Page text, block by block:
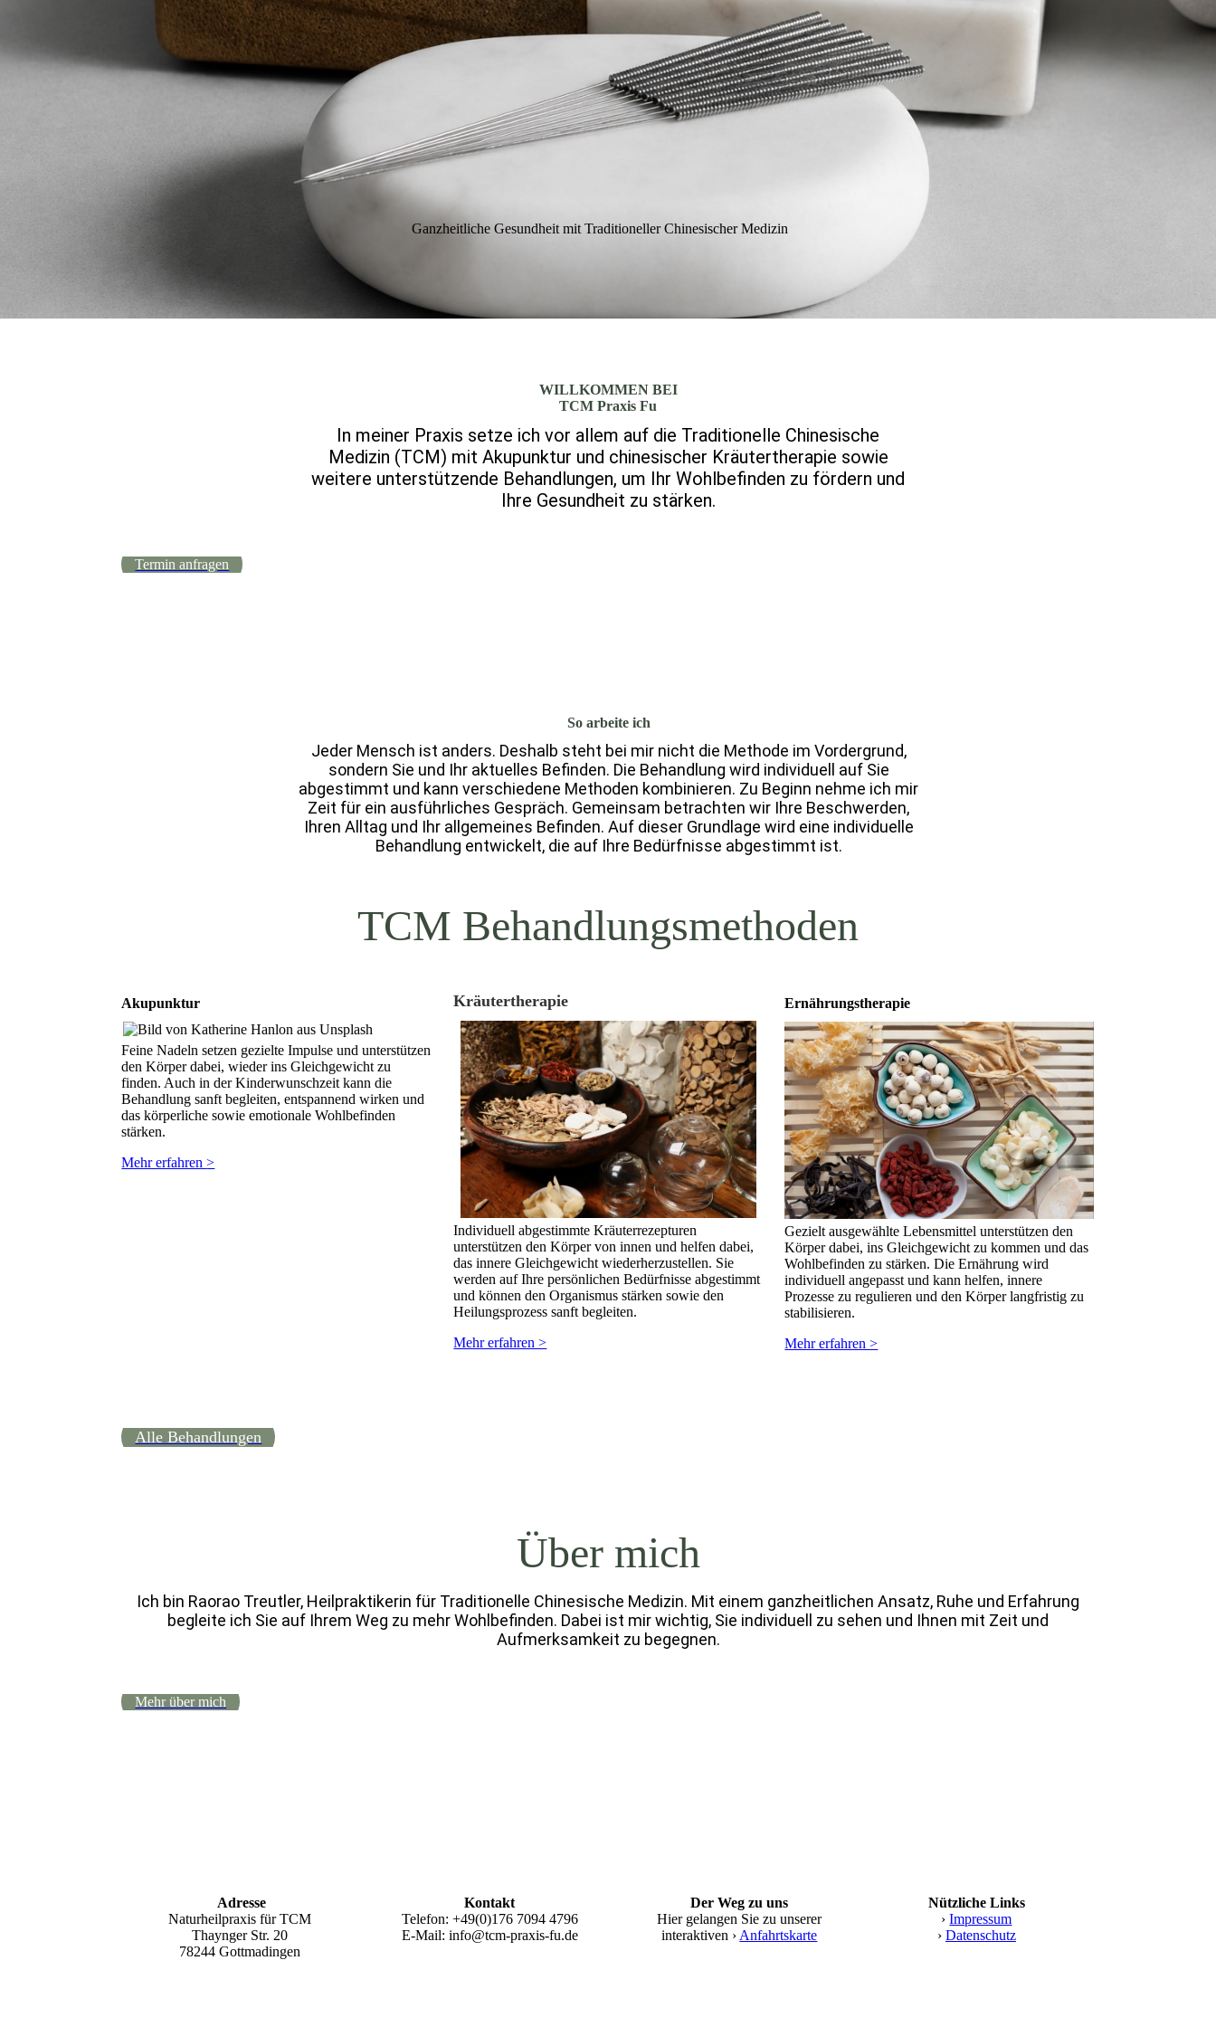
Ganzheitliche Gesundheit mit Traditioneller Chinesischer Medizin
WILLKOMMEN BEI
TCM Praxis Fu
In meiner Praxis setze ich vor allem auf die Traditionelle Chinesische
Medizin (TCM) mit Akupunktur und chinesischer Kräutertherapie sowie
weitere unterstützende Behandlungen, um Ihr Wohlbefinden zu fördern und
Ihre Gesundheit zu stärken.
Termin anfragen
So arbeite ich
Jeder Mensch ist anders. Deshalb steht bei mir nicht die Methode im Vordergrund,
sondern Sie und Ihr aktuelles Befinden. Die Behandlung wird individuell auf Sie
abgestimmt und kann verschiedene Methoden kombinieren. Zu Beginn nehme ich mir
Zeit für ein ausführliches Gespräch. Gemeinsam betrachten wir Ihre Beschwerden,
Ihren Alltag und Ihr allgemeines Befinden. Auf dieser Grundlage wird eine individuelle
Behandlung entwickelt, die auf Ihre Bedürfnisse abgestimmt ist.
TCM Behandlungsmethoden
Akupunktur
Feine Nadeln setzen gezielte Impulse und unterstützen
den Körper dabei, wieder ins Gleichgewicht zu
finden. Auch in der Kinderwunschzeit kann die
Behandlung sanft begleiten, entspannend wirken und
das körperliche sowie emotionale Wohlbefinden
stärken.
Mehr erfahren>
Kräutertherapie
Individuell abgestimmte Kräuterrezepturen
unterstützen den Körper von innen und helfen dabei,
das innere Gleichgewicht wiederherzustellen. Sie
werden auf Ihre persönlichen Bedürfnisse abgestimmt
und können den Organismus stärken sowie den
Heilungsprozess sanft begleiten.
Mehr erfahren >
Ernährungstherapie
Gezielt ausgewählte Lebensmittel unterstützen den
Körper dabei, ins Gleichgewicht zu kommen und das
Wohlbefinden zu stärken. Die Ernährung wird
individuell angepasst und kann helfen, innere
Prozesse zu regulieren und den Körper langfristig zu
stabilisieren.
Mehr erfahren >
Alle Behandlungen
Über mich
Ich bin Raorao Treutler, Heilpraktikerin für Traditionelle Chinesische Medizin. Mit einem ganzheitlichen Ansatz, Ruhe und Erfahrung
begleite ich Sie auf Ihrem Weg zu mehr Wohlbefinden. Dabei ist mir wichtig, Sie individuell zu sehen und Ihnen mit Zeit und
Aufmerksamkeit zu begegnen.
Mehr über mich
Adresse
Naturheilpraxis für TCM
Thaynger Str. 20
78244 Gottmadingen
Kontakt
Telefon: +49(0)176 7094 4796
E-Mail: info@tcm-praxis-fu.de
Der Weg zu uns
Hier gelangen Sie zu unserer
interaktiven › Anfahrtskarte
Nützliche Links
›Impressum
› Datenschutz